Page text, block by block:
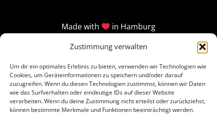
Zustimmung verwalten
Um dir ein optimales Erlebnis zu bieten, verwenden wir Technologien wie
Cookies, um Geräteinformationen zu speichern und/oder darauf
zuzugreifen. Wenn du diesen Technologien zustimmst, können wir Daten
wie das Surfverhalten oder eindeutige IDs auf dieser Website
verarbeiten. Wenn du deine Zustimmung nicht erteilst oder zurückziehst,
können bestimmte Merkmale und Funktionen beeinträchtigt werden.
Made with in Hamburg